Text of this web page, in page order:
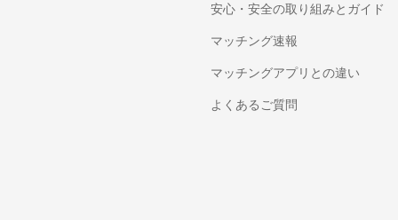
安心・安全の取り組みとガイド
マッチング速報
マッチングアプリとの違い
よくあるご質問